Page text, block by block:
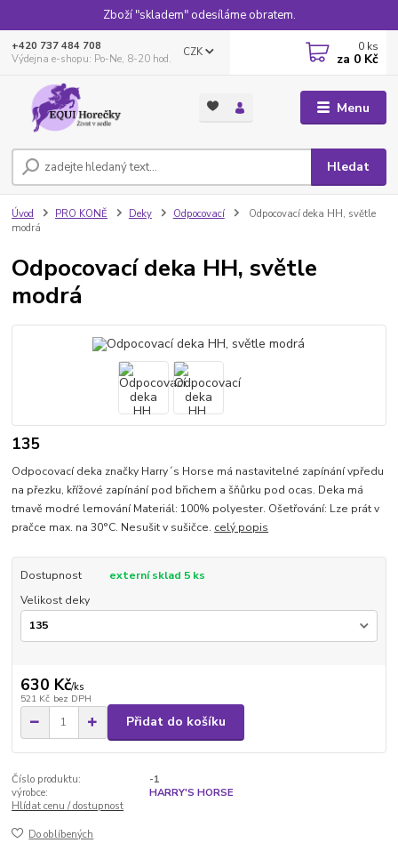
Zboží "skladem" odesíláme obratem.
Menu
CZK
Hledat
+420 737 484 708
Výdejna e-shopu: Po-Ne, 8-20 hod.
0 ks
za 0 Kč
Úvod PRO KONĚ Deky Odpocovací
Odpocovací deka HH, světle
modrá
Odpocovací deka HH, světle
modrá
135
Odpocovací deka značky Harry´s Horse má nastavitelné zapínání vpředu
na přezku, křížové zapínání pod břichem a šňůrku pod ocas. Deka má
tmavě modré lemování Materiál: 100% polyester. Ošetřování: Lze prát v
pračce max. na 30°C. Nesušit v sušičce. celý popis
Dostupnost
externí sklad 5 ks
Velikost deky
630 Kč/ks
521 Kč bez DPH
Přidat do košíku
Číslo produktu:
-1
výrobce:
HARRY'S HORSE
Hlídat cenu / dostupnost
Do oblíbených